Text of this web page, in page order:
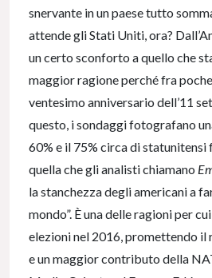
snervante in un paese tutto
attende gli Stati Uniti, ora?
un certo sconforto a quello che
maggior ragione perché fra
ventesimo anniversario dell’11
questo, i sondaggi fotografano
60% e il 75% circa di
quella che gli analisti chiamano
la stanchezza degli americani a
mondo”. È una delle ragioni per
elezioni nel 2016, promettendo il
e un maggior contributo della